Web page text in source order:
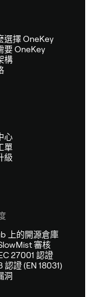
選擇 OneKey
要 OneKey
構
心
單
級
上的開源倉庫
審核
27001 認證
認證 (EN 18031)
洞